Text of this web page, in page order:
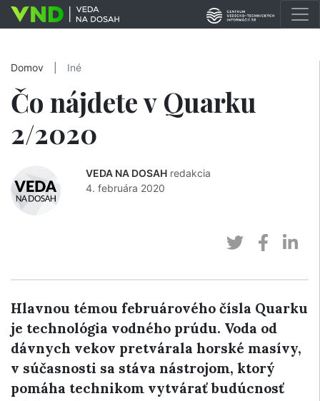
Domov Iné
Čo nájdete v Quarku
2/2020
VEDA NA DOSAH redakcia
4. februára 2020
Hlavnou témou februárového čísla Quarku
je technológia vodného prúdu. Voda od
dávnych vekov pretvárala horské masívy,
v súčasnosti sa stáva nástrojom, ktorý
pomáha technikom vytvárať budúcnosť